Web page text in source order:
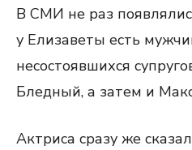
В СМИ не раз
у Елизаветы есть
несостоявшихся
Бледный, а затем и
Актриса сразу же